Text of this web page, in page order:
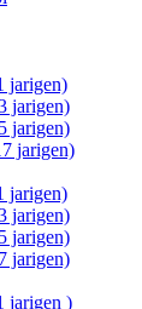
jarigen)
jarigen)
jarigen)
jarigen)
jarigen)
jarigen)
jarigen)
jarigen)
jarigen )